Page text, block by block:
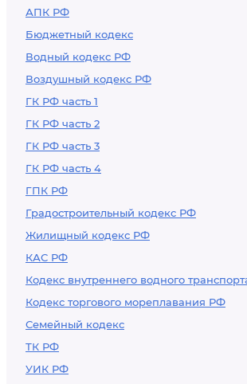
АПК РФ
Бюджетный кодекс
Водный кодекс РФ
Воздушный кодекс РФ
ГК РФ часть 1
ГК РФ часть 2
ГК РФ часть 3
ГК РФ часть 4
ГПК РФ
Градостроительный кодекс РФ
Жилищный кодекс РФ
КАС РФ
Кодекс внутреннего водного
Кодекс торгового мореплавания РФ
Семейный кодекс
ТК РФ
УИК РФ